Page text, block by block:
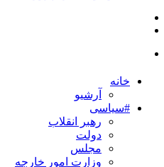
خانه
آرشیو
#سیاسی
رهبر انقلاب
دولت
مجلس
وزارت امور خارجه